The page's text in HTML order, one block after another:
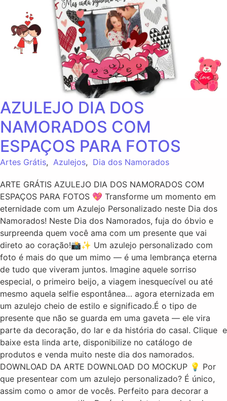
AZULEJO DIA DOS
NAMORADOS COM
ESPAÇOS PARA FOTOS
Artes Grátis, Azulejos, Dia dos Namorados
ARTE GRÁTIS AZULEJO DIA DOS NAMORADOS COM
ESPAÇOS PARA FOTOS 💖 Transforme um momento em
eternidade com um Azulejo Personalizado neste Dia dos
Namorados! Neste Dia dos Namorados, fuja do óbvio e
surpreenda quem você ama com um presente que vai
direto ao coração!📸✨ Um azulejo personalizado com
foto é mais do que um mimo — é uma lembrança eterna
de tudo que viveram juntos. Imagine aquele sorriso
especial, o primeiro beijo, a viagem inesquecível ou até
mesmo aquela selfie espontânea… agora eternizada em
um azulejo cheio de estilo e significado.É o tipo de
presente que não se guarda em uma gaveta — ele vira
parte da decoração, do lar e da história do casal. Clique e
baixe esta linda arte, disponibilize no catálogo de
produtos e venda muito neste dia dos namorados.
DOWNLOAD DA ARTE DOWNLOAD DO MOCKUP 💡 Por
que presentear com um azulejo personalizado? É único,
assim como o amor de vocês. Perfeito para decorar a